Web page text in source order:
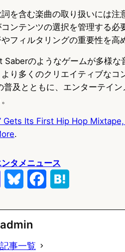
を含む楽曲の取り扱いには
ンテンツの選択を管理する
フィルタリングの重要性を高
Saberのようなゲームが多様
り多くのクリエイティブなコ
普及とともに、エンターテイ
Gets Its First Hip Hop
.
タメニュース
admin
記事一覧